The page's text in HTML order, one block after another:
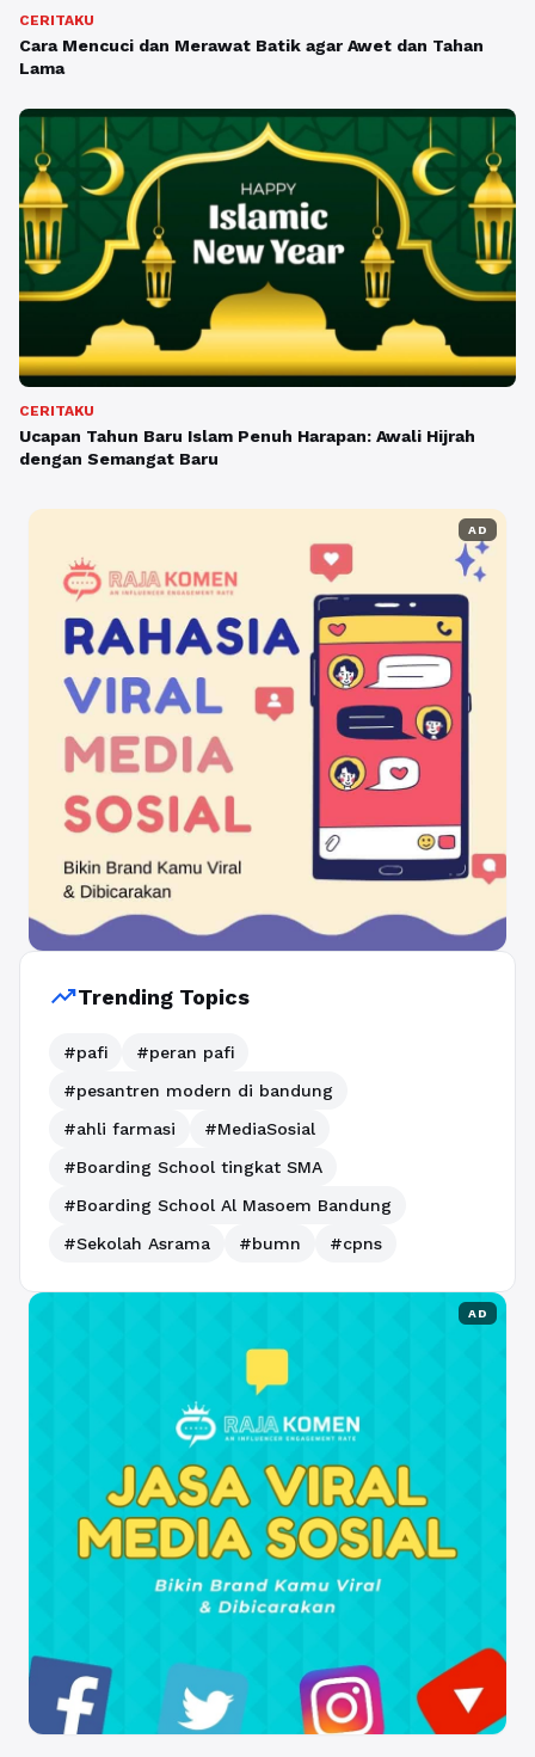
CERITAKU
Cara Mencuci dan Merawat Batik agar Awet dan Tahan
Lama
CERITAKU
Ucapan Tahun Baru Islam Penuh Harapan: Awali Hijrah
dengan Semangat Baru
AD
trending_upTrending Topics
#pafi
#peran pafi
#pesantren modern di bandung
#ahli farmasi
#MediaSosial
#Boarding School tingkat SMA
#Boarding School Al Masoem Bandung
#Sekolah Asrama
#bumn #cpns
AD